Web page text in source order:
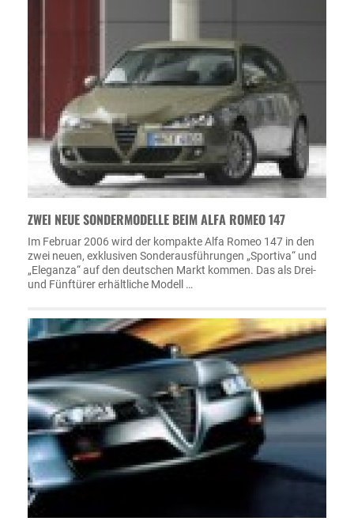
ZWEI NEUE SONDERMODELLE BEIM ALFA ROMEO 147
Im Februar 2006 wird der kompakte Alfa Romeo 147 in den
zwei neuen, exklusiven Sonderausführungen „Sportiva“ und
„Eleganza“ auf den deutschen Markt kommen. Das als Drei-
und Fünftürer erhältliche Modell …